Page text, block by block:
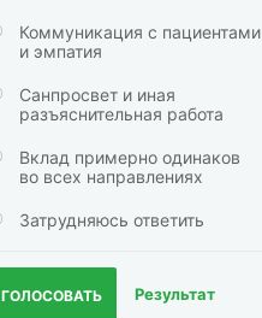
Коммуникация с пациентами
и эмпатия
Санпросвет и иная
разъяснительная работа
Вклад примерно одинаков
во всех направлениях
Затрудняюсь ответить
ГОЛОСОВАТЬ Результат